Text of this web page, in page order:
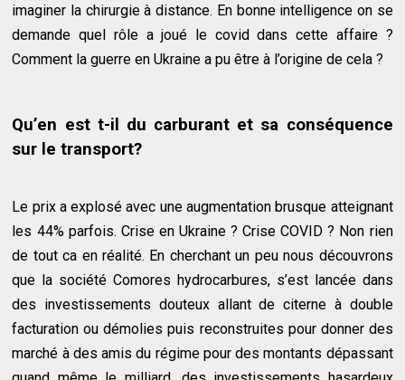
imaginer la chirurgie à distance. En bonne intelligence on se
demande quel rôle a joué le covid dans cette affaire ?
Comment la guerre en Ukraine a pu être à l’origine de cela ?
Qu’en est t-il du carburant et sa conséquence
sur le transport?
Le prix a explosé avec une augmentation brusque atteignant
les 44% parfois. Crise en Ukraine ? Crise COVID ? Non rien
de tout ca en réalité. En cherchant un peu nous découvrons
que la société Comores hydrocarbures, s’est lancée dans
des investissements douteux allant de citerne à double
facturation ou démolies puis reconstruites pour donner des
marché à des amis du régime pour des montants dépassant